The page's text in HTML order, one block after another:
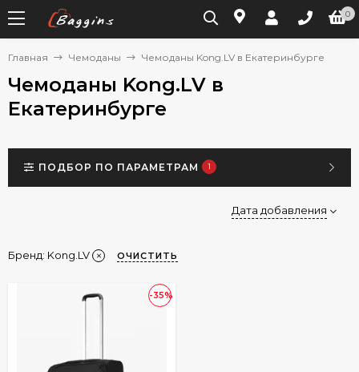
0
Главная Чемоданы Чемоданы Kong.LV в Екатеринбурге
Чемоданы Kong.LV в
Екатеринбурге
ПОДБОР ПО ПАРАМЕТРАМ 1
Дата добавления
Бренд: Kong.LV ОЧИСТИТЬ
-35%